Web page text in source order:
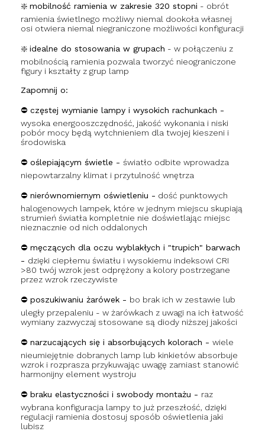
❇️ mobilność ramienia w zakresie 320 stopni - obrót
ramienia świetlnego możliwy niemal dookoła własnej
osi otwiera niemal niegraniczone możliwości konfiguracji
❇️ idealne do stosowania w grupach - w połączeniu z
mobilnością ramienia pozwala tworzyć nieograniczone
figury i kształty z grup lamp
Zapomnij o:
⛔ częstej wymianie lampy i wysokich rachunkach -
wysoka energooszczędność, jakość wykonania i niski
pobór mocy będą wytchnieniem dla twojej kieszeni i
środowiska
⛔ oślepiającym świetle - światło odbite wprowadza
niepowtarzalny klimat i przytulność wnętrza
⛔ nierównomiernym oświetleniu - dość punktowych
halogenowych lampek, które w jednym miejscu skupiają
strumień światła kompletnie nie doświetlając miejsc
nieznacznie od nich oddalonych
⛔ męczących dla oczu wyblakłych i "trupich" barwach
- dzięki ciepłemu światłu i wysokiemu indeksowi CRI
>80 twój wzrok jest odprężony a kolory postrzegane
przez wzrok rzeczywiste
⛔ poszukiwaniu żarówek - bo brak ich w zestawie lub
uległy przepaleniu - w żarówkach z uwagi na ich łatwość
wymiany zazwyczaj stosowane są diody niższej jakości
⛔ narzucających się i absorbujących kolorach - wiele
nieumiejętnie dobranych lamp lub kinkietów absorbuje
wzrok i rozprasza przykuwając uwagę zamiast stanowić
harmonijny element wystroju
⛔ braku elastyczności i swobody montażu - raz
wybrana konfiguracja lampy to już przeszłość, dzięki
regulacji ramienia dostosuj sposób oświetlenia jaki
lubisz